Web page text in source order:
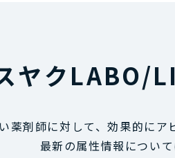
ヤクLABO/
薬剤師に対して、効果的にア
最新の属性情報につい